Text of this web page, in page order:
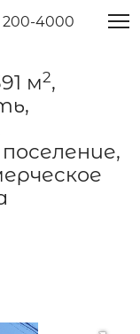
200-4000
м2,